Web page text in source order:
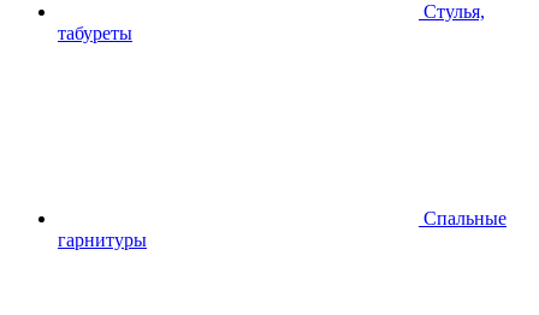
Стулья,
табуреты
Спальные
гарнитуры